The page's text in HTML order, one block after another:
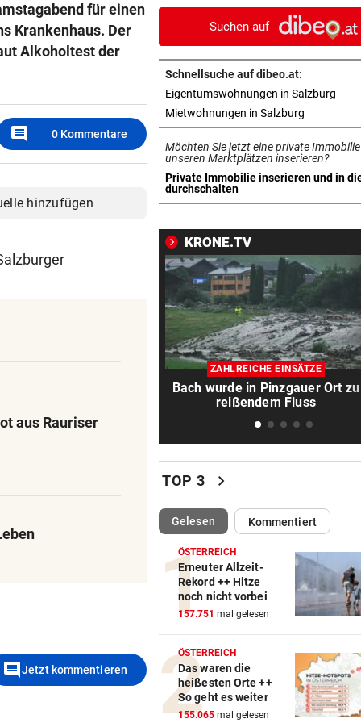
für einen
Krankenhaus. Der
Alkoholtest der
comment 0 Kommentare
hinzufügen
aus Rauriser
commentJetzt kommentieren
Last-Minute-Sieg
ORKAN, KEIN STROM & CO vor
Skurrilitäten in der Red Bull
häufen sich
MITTEN IN HITZEWELLE
Irre! Salzburg – Pafos wegen
Sintflut unterbrochen
WAS FÜR EINE KLATSCHE!
hart ins Gericht
ZAHLREICHE EINSÄTZE vor 13
Bach wurde in Pinzgauer Ort
reißendem Fluss
PAUSENGESPRÄCH vor
Kissin kennt bei den
keine Routine
Spaziergänger rettete
vor eigenem Hund
OPERN-SCHNELLCHECK vor
Was Sie wissen müssen:
„Così fan tutte“
„Werden beweisen, dass wir
gute Truppe haben“
TAUERNAUTOBAHN vor
Suchen auf
Schnellsuche auf dibeo.at:
Eigentumswohnungen in Salzburg
Mietwohnungen in Salzburg
Möchten Sie jetzt eine private
unseren Marktplätzen inserieren?
Private Immobilie inserieren und in
durchschalten
in neuem Tab öffnen
KRONE.TV
ZAHLREICHE EINSÄTZE
Bach wurde in Pinzgauer Ort zu
reißendem Fluss
TOP 3 chevron_right
Gelesen(ausgewählt)Kommentiert
ÖSTERREICH
Erneuter Allzeit-
Rekord ++ Hitze
noch nicht vorbei
157.751 mal gelesen
ÖSTERREICH
Das waren die
heißesten Orte ++
So geht es weiter
155.065 mal gelesen